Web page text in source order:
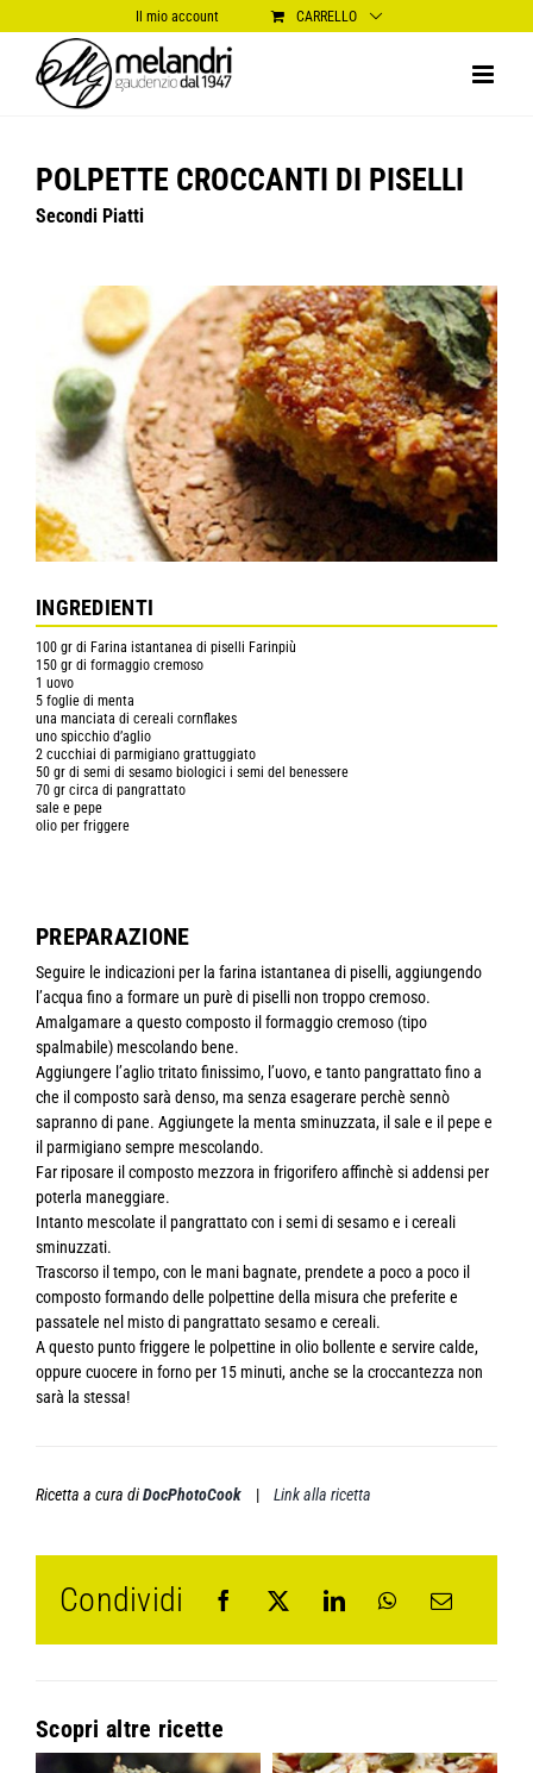
al
contenuto
Il mio account CARRELLO
POLPETTE CROCCANTI DI PISELLI
Secondi Piatti
INGREDIENTI
100 gr di Farina istantanea di piselli Farinpiù
150 gr di formaggio cremoso
1 uovo
5 foglie di menta
una manciata di cereali cornflakes
uno spicchio d’aglio
2 cucchiai di parmigiano grattuggiato
50 gr di semi di sesamo biologici i semi del benessere
70 gr circa di pangrattato
sale e pepe
olio per friggere
PREPARAZIONE
Seguire le indicazioni per la farina istantanea di piselli, aggiungendo
l’acqua fino a formare un purè di piselli non troppo cremoso.
Amalgamare a questo composto il formaggio cremoso (tipo
spalmabile) mescolando bene.
Aggiungere l’aglio tritato finissimo, l’uovo, e tanto pangrattato fino a
che il composto sarà denso, ma senza esagerare perchè sennò
sapranno di pane. Aggiungete la menta sminuzzata, il sale e il pepe e
il parmigiano sempre mescolando.
Far riposare il composto mezzora in frigorifero affinchè si addensi per
poterla maneggiare.
Intanto mescolate il pangrattato con i semi di sesamo e i cereali
sminuzzati.
Trascorso il tempo, con le mani bagnate, prendete a poco a poco il
composto formando delle polpettine della misura che preferite e
passatele nel misto di pangrattato sesamo e cereali.
A questo punto friggere le polpettine in olio bollente e servire calde,
oppure cuocere in forno per 15 minuti, anche se la croccantezza non
sarà la stessa!
Ricetta a cura diDocPhotoCook| Link alla ricetta
Condividi
Scopri altre ricette